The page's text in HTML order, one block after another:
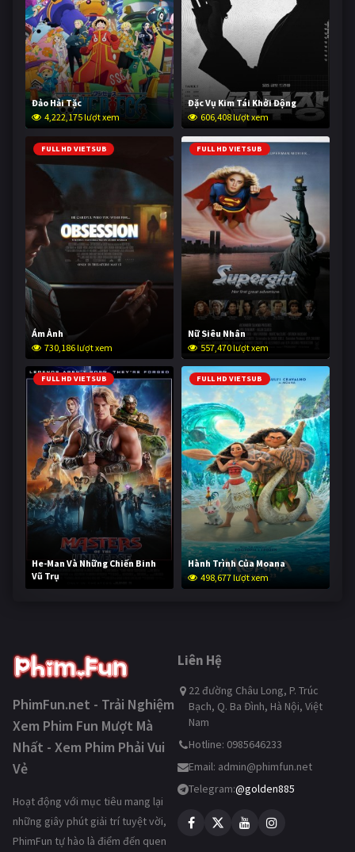
Đảo Hải Tặc
4,222,175 lượt xem
Đặc Vụ Kim Tái Khởi Động
606,408 lượt xem
FULL HD VIETSUB
Ám Ảnh
730,186 lượt xem
FULL HD VIETSUB
Nữ Siêu Nhân
557,470 lượt xem
FULL HD VIETSUB
He-Man Và Những Chiến Binh
Vũ Trụ
248,142 lượt xem
FULL HD VIETSUB
Hành Trình Của Moana
498,677 lượt xem
PhimFun.net - Trải Nghiệm
Xem Phim Fun Mượt Mà
Nhất - Xem Phim Phải Vui
Vẻ
Hoạt động với mục tiêu mang lại
những giây phút giải trí tuyệt vời,
PhimFun tự hào là điểm đến quen
Liên Hệ
22 đường Châu Long, P. Trúc
Bạch, Q. Ba Đình, Hà Nội, Việt
Nam
Hotline: 0985646233
Email: admin@phimfun.net
Telegram:@golden885